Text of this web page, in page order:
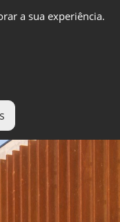
a sua experiência.